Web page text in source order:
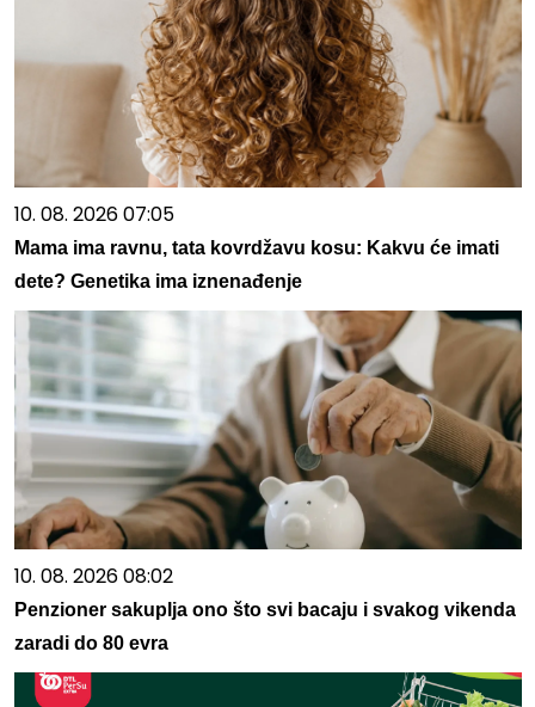
10. 08. 2026 07:05
Mama ima ravnu, tata kovrdžavu kosu: Kakvu će imati
dete? Genetika ima iznenađenje
10. 08. 2026 08:02
Penzioner sakuplja ono što svi bacaju i svakog vikenda
zaradi do 80 evra